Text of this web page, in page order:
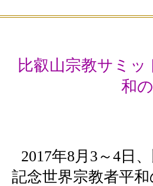
比叡山宗教サミッ
和
2017年8月3～4日
記念世界宗教者平